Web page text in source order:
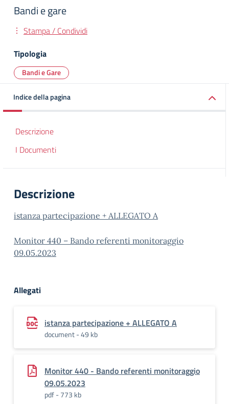
Bandi e gare
Stampa / Condividi
Tipologia
Bandi e Gare
Indice della pagina
Descrizione
I Documenti
Descrizione
istanza partecipazione + ALLEGATO A
Monitor 440 – Bando referenti monitoraggio
09.05.2023
Allegati
istanza partecipazione + ALLEGATO A
document - 49 kb
Monitor 440 - Bando referenti monitoraggio
09.05.2023
pdf - 773 kb